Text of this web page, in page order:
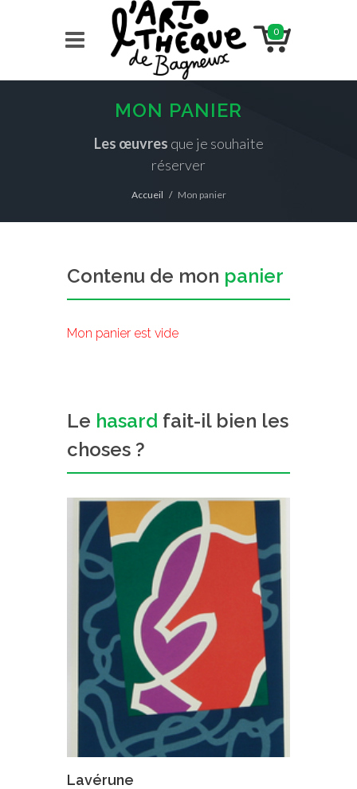
0
MON PANIER
Les œuvres que je souhaite
réserver
Accueil Mon panier
Contenu de mon panier
Mon panier est vide
Le hasard fait-il bien les
choses ?
Lavérune